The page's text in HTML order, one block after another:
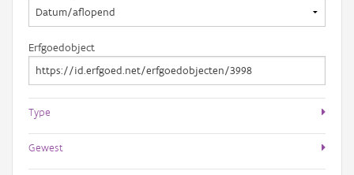
Erfgoedobject
Type
Gewest